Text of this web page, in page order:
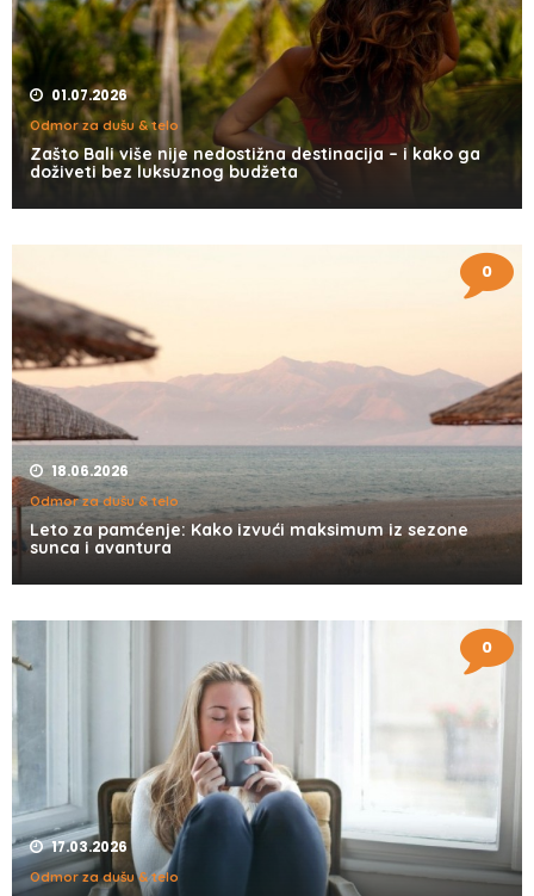
01.07.2026
Odmor za dušu & telo
Zašto Bali više nije nedostižna destinacija – i kako ga
doživeti bez luksuznog budžeta
0
18.06.2026
Odmor za dušu & telo
Leto za pamćenje: Kako izvući maksimum iz sezone
sunca i avantura
0
17.03.2026
Odmor za dušu & telo